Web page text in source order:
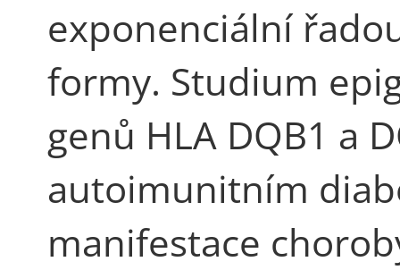
exponenciální
formy. Studium
genů HLA DQB1 a
autoimunitním
manifestace